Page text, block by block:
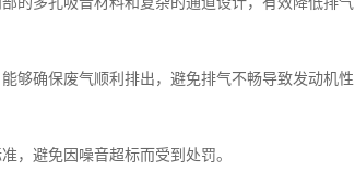
够确保废气顺利排出，避免排气不畅导致发动机性
，避免因噪音超标而受到处罚。